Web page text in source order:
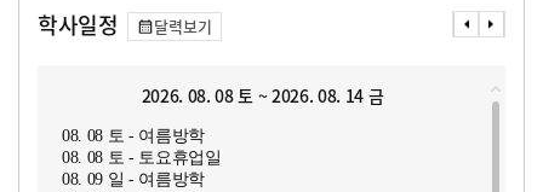
학사일정 달력보기
2026. 08. 08 토 ~ 2026. 08. 14 금
08. 08 토 - 여름방학
08. 08 토 - 토요휴업일
08. 09 일 - 여름방학